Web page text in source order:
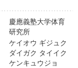
慶應義塾大学体育
研究所
ケイオウ ギジュク
ダイガク タイイク
ケンキュウジョ